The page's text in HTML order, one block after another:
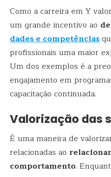
Como a carreira em Y
um grande incentivo ao
dades e competências
profissionais uma maior
Um dos exemplos é a
engajamento em
capacitação continuada.
Valorização das
É uma maneira de
relacionadas ao
comportamento.